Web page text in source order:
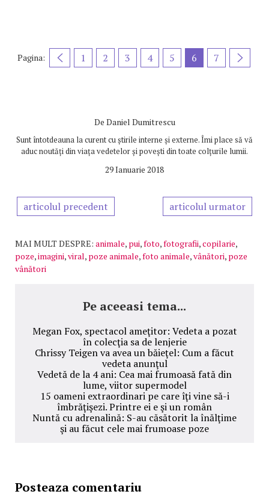
Pagina: 1 2 3 4 5 6 7
De Daniel Dumitrescu
Sunt întotdeauna la curent cu știrile interne și externe. Îmi place să vă
aduc noutăți din viața vedetelor și povești din toate colțurile lumii.
29 Ianuarie 2018
articolul precedent articolul urmator
MAI MULT DESPRE: animale, pui,foto,fotografii,copilarie,
poze,imagini,viral, poze animale,foto animale,vânători, poze
vânători
Pe aceeasi tema...
Megan Fox, spectacol ameţitor: Vedeta a pozat
în colecţia sa de lenjerie
Chrissy Teigen va avea un băieţel: Cum a făcut
vedeta anunţul
Vedetă de la 4 ani: Cea mai frumoasă fată din
lume, viitor supermodel
15 oameni extraordinari pe care îţi vine să-i
îmbrăţişezi. Printre ei e şi un român
Nuntă cu adrenalină: S-au căsătorit la înălţime
şi au făcut cele mai frumoase poze
Posteaza comentariu